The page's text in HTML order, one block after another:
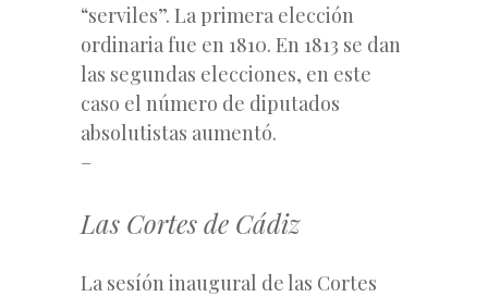
“serviles”. La primera elección
ordinaria fue en 1810. En 1813 se dan
las segundas elecciones, en este
caso el número de diputados
absolutistas aumentó.
–
Las Cortes de Cádiz
La sesíón inaugural de las Cortes